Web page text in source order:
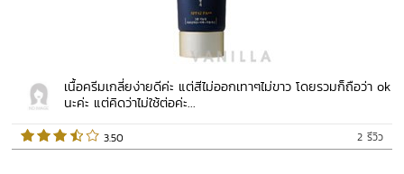
เนื้อครีมเกลี่ยง่ายดีค่ะ แต่สีไม่ออกเทาๆไม่ขาว โดยรวมก็ถือว่า ok
นะค่ะ แต่คิดว่าไม่ใช้ต่อค่ะ...
2 รีวิว
3.50